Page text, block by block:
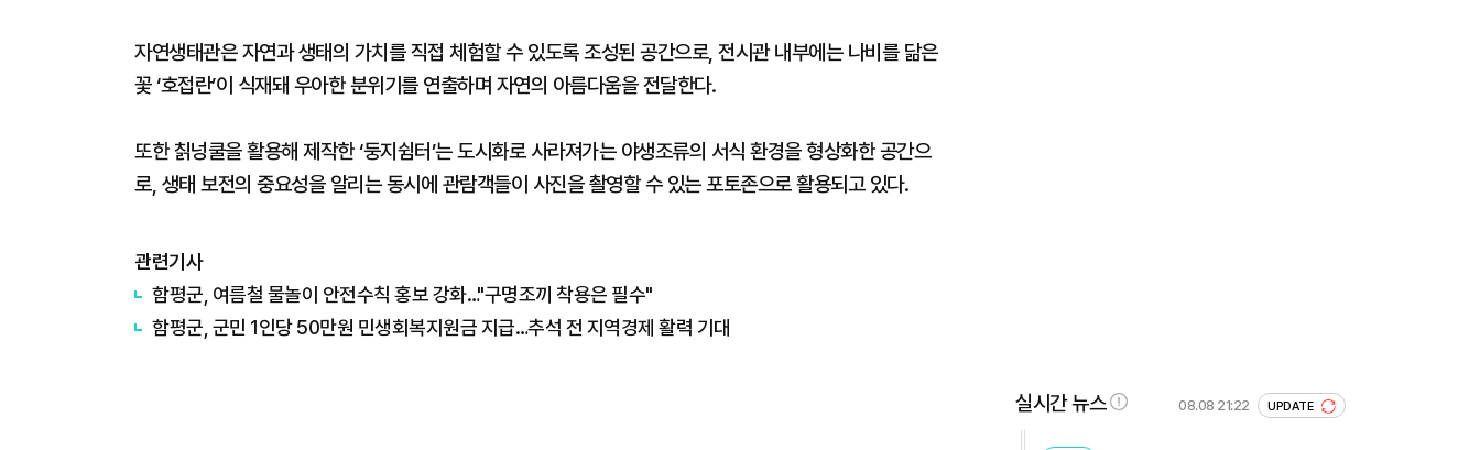
자연생태관은 자연과 생태의 가치를 직접 체험할 수 있도록 조성된 공간으로, 전시관 내부에는 나비를 닮은
꽃 ‘호접란’이 식재돼 우아한 분위기를 연출하며 자연의 아름다움을 전달한다.
또한 칡넝쿨을 활용해 제작한 ‘둥지쉼터’는 도시화로 사라져가는 야생조류의 서식 환경을 형상화한 공간으
로, 생태 보전의 중요성을 알리는 동시에 관람객들이 사진을 촬영할 수 있는 포토존으로 활용되고 있다.
관련기사
함평군, 여름철 물놀이 안전수칙 홍보 강화…"구명조끼 착용은 필수"
함평군, 군민 1인당 50만원 민생회복지원금 지급…추석 전 지역경제 활력 기대
실시간 뉴스 08.08 21:22 UPDATE